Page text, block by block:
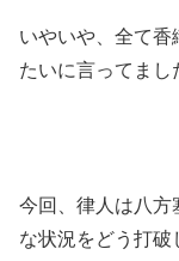
いやいや、全て香
たいに言ってまし
今回、律人は八方
な状況をどう打